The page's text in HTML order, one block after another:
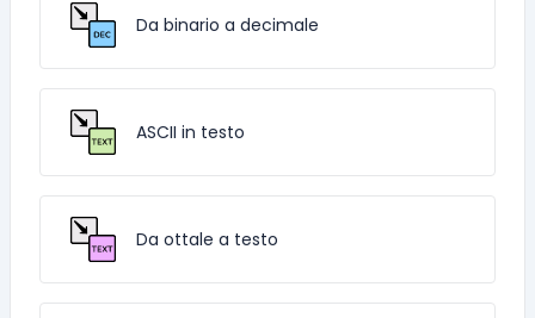
Da binario a decimale
ASCII in testo
Da ottale a testo